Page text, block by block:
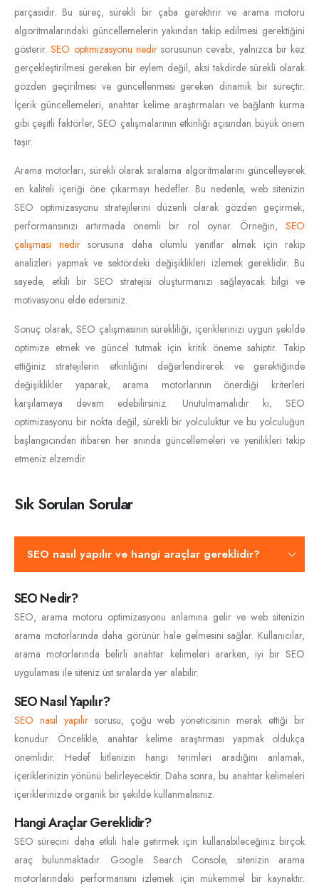
parçasıdır. Bu süreç, sürekli bir çaba gerektirir ve arama motoru
algoritmalarındaki güncellemelerin yakından takip edilmesi gerektiğini
gösterir.SEO optimizasyonu nedirsorusunun cevabı, yalnızca bir kez
gerçekleştirilmesi gereken bir eylem değil, aksi takdirde sürekli olarak
gözden geçirilmesi ve güncellenmesi gereken dinamik bir süreçtir.
İçerik güncellemeleri, anahtar kelime araştırmaları ve bağlantı kurma
gibi çeşitli faktörler, SEO çalışmalarının etkinliği açısından büyük önem
taşır.
Arama motorları, sürekli olarak sıralama algoritmalarını güncelleyerek
en kaliteli içeriği öne çıkarmayı hedefler. Bu nedenle, web sitenizin
SEO optimizasyonu stratejilerini düzenli olarak gözden geçirmek,
performansınızı artırmada önemli bir rol oynar. Örneğin, SEO
çalışması nedirsorusuna daha olumlu yanıtlar almak için rakip
analizleri yapmak ve sektördeki değişiklikleri izlemek gereklidir. Bu
sayede, etkili bir SEO stratejisi oluşturmanızı sağlayacak bilgi ve
motivasyonu elde edersiniz.
Sonuç olarak, SEO çalışmasının sürekliliği, içeriklerinizi uygun şekilde
optimize etmek ve güncel tutmak için kritik öneme sahiptir. Takip
ettiğiniz stratejilerin etkinliğini değerlendirerek ve gerektiğinde
değişiklikler yaparak, arama motorlarının önerdiği kriterleri
karşılamaya devam edebilirsiniz. Unutulmamalıdır ki, SEO
optimizasyonu bir nokta değil, sürekli bir yolculuktur ve bu yolculuğun
başlangıcından itibaren her anında güncellemeleri ve yenilikleri takip
etmeniz elzemdir.
Sık Sorulan Sorular
SEO nasıl yapılır ve hangi araçlar gereklidir?
SEO Nedir?
SEO, arama motoru optimizasyonu anlamına gelir ve web sitenizin
arama motorlarında daha görünür hale gelmesini sağlar. Kullanıcılar,
arama motorlarında belirli anahtar kelimeleri ararken, iyi bir SEO
uygulaması ile siteniz üst sıralarda yer alabilir.
SEO Nasıl Yapılır?
SEO nasıl yapılırsorusu, çoğu web yöneticisinin merak ettiği bir
konudur. Öncelikle, anahtar kelime araştırması yapmak oldukça
önemlidir. Hedef kitlenizin hangi terimleri aradığını anlamak,
içeriklerinizin yönünü belirleyecektir. Daha sonra, bu anahtar kelimeleri
içeriklerinizde organik bir şekilde kullanmalısınız.
Hangi Araçlar Gereklidir?
SEO sürecini daha etkili hale getirmek için kullanabileceğiniz birçok
araç bulunmaktadır. Google Search Console, sitenizin arama
motorlarındaki performansını izlemek için mükemmel bir kaynaktır.